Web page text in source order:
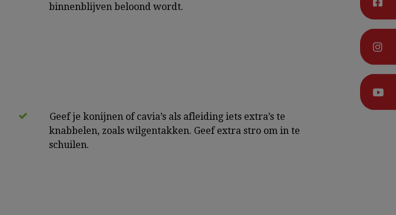
binnenblijven beloond wordt.
Geef je konijnen of cavia’s als afleiding iets extra’s te
knabbelen, zoals wilgentakken. Geef extra stro om in te
schuilen.